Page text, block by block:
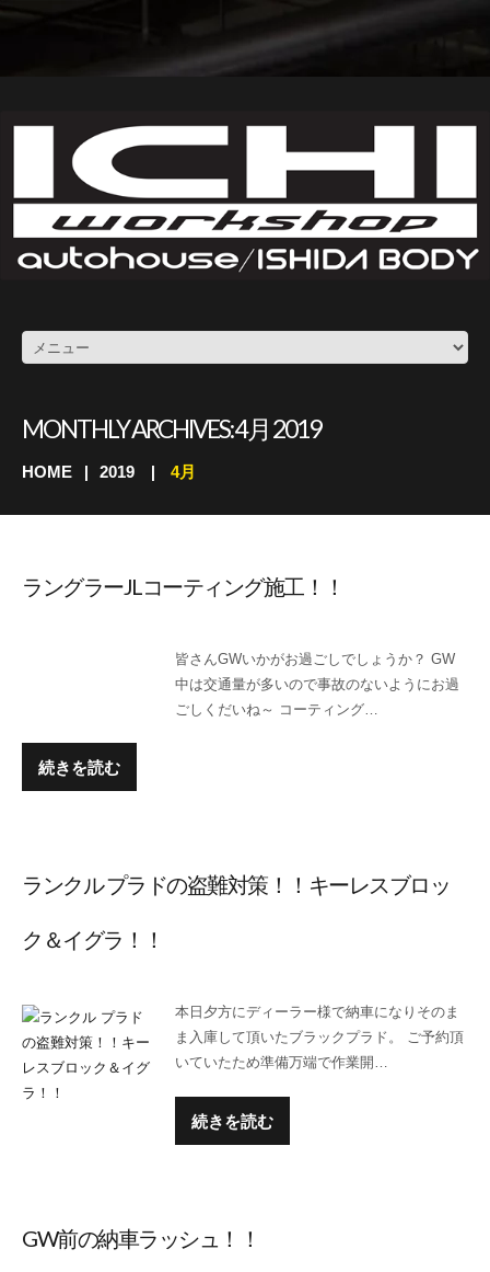
MONTHLY ARCHIVES:4月 2019
HOME 2019 4月
ラングラーJLコーティング施工！！
皆さんGWいかがお過ごしでしょうか？ GW
中は交通量が多いので事故のないようにお過
ごしくだいね～ コーティング…
続きを読む
ランクル プラドの盗難対策！！キーレスブロッ
ク＆イグラ！！
本日夕方にディーラー様で納車になりそのま
ま入庫して頂いたブラックプラド。 ご予約頂
いていたため準備万端で作業開…
続きを読む
GW前の納車ラッシュ！！